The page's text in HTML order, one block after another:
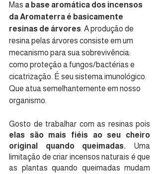
Mas a base aromática dos incensos
da Aromaterra é basicamente
resinas de árvores. A produção de
resina pelas árvores consiste em um
mecanismo para sua sobrevivência:
como proteção a fungos/bactérias e
cicatrização. É seu sistema imunológico.
Que atua semelhantemente em nosso
organismo.
elas são mais fiéis ao seu cheiro
original quando queimadas. Uma
limitação de criar incensos naturais é que
as plantas quando queimadas mudam